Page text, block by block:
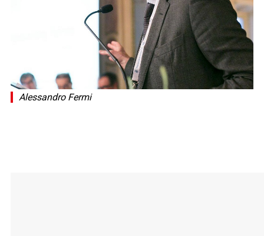
Alessandro Fermi